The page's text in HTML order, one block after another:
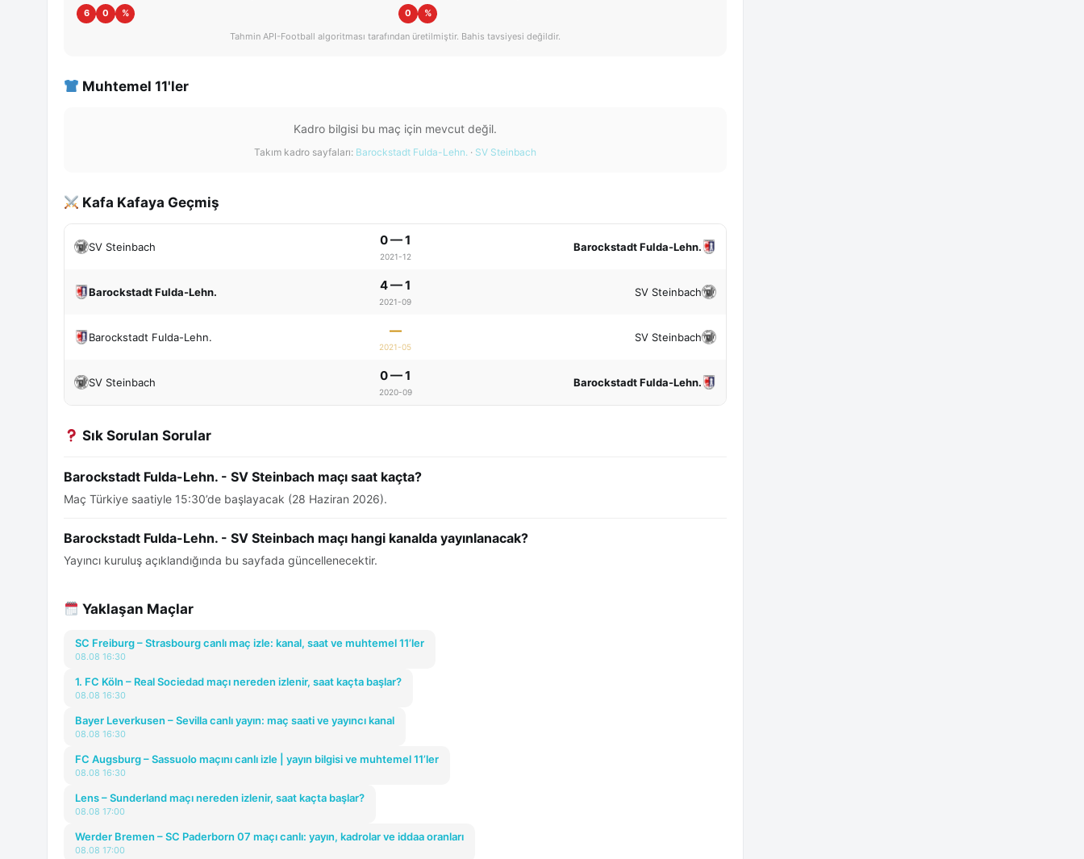
6 0 % 0 %
Tahmin API-Football algoritması tarafından üretilmiştir. Bahis tavsiyesi değildir.
Muhtemel 11'ler
Kadro bilgisi bu maç için mevcut değil.
Takım kadro sayfaları: Barockstadt Fulda-Lehn. · SV Steinbach
Kafa Kafaya Geçmiş
SV Steinbach 0 — 1
2021-12
Barockstadt Fulda-Lehn.
Barockstadt Fulda-Lehn. 4 — 1
2021-09
SV Steinbach
Barockstadt Fulda-Lehn. —
2021-05
SV Steinbach
SV Steinbach 0 — 1
2020-09
Barockstadt Fulda-Lehn.
Sık Sorulan Sorular
Barockstadt Fulda-Lehn. - SV Steinbach maçı saat kaçta?
Maç Türkiye saatiyle 15:30’de başlayacak (28 Haziran 2026).
Barockstadt Fulda-Lehn. - SV Steinbach maçı hangi kanalda yayınlanacak?
Yayıncı kuruluş açıklandığında bu sayfada güncellenecektir.
Yaklaşan Maçlar
SC Freiburg – Strasbourg canlı maç izle: kanal, saat ve muhtemel 11’ler
08.08 16:30
1. FC Köln – Real Sociedad maçı nereden izlenir, saat kaçta başlar?
08.08 16:30
Bayer Leverkusen – Sevilla canlı yayın: maç saati ve yayıncı kanal
08.08 16:30
FC Augsburg – Sassuolo maçını canlı izle | yayın bilgisi ve muhtemel 11’ler
08.08 16:30
Lens – Sunderland maçı nereden izlenir, saat kaçta başlar?
08.08 17:00
Werder Bremen – SC Paderborn 07 maçı canlı: yayın, kadrolar ve iddaa oranları
08.08 17:00